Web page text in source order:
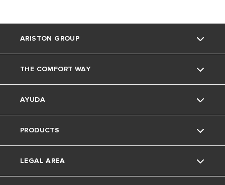
ARISTON GROUP
La marca Ariston
El grupo
Trabaja con nosotros
THE COMFORT WAY
Consejos y soluciones
Medio Ambiente
AYUDA
Contacto
Faq's
PRODUCTS
Caldera
LEGAL AREA